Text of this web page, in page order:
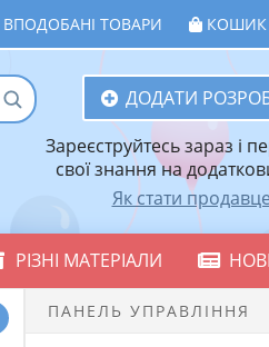
ВПОДОБАНІ ТОВАРИ КОШИК
ДОДАТИ
Зареєструйтесь зараз і
свої знання на
Як стати
РІЗНІ МАТЕРІАЛИ
ПАНЕЛЬ УПРАВЛІННЯ